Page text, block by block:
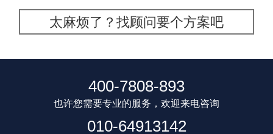
太麻烦了？找顾问要个方案吧
400-7808-893
也许您需要专业的服务，欢迎来电咨询
010-64913142